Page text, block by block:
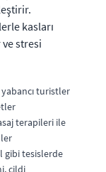
kasları
ve stresi
turistler
terapileri ile
gibi tesislerde
cildi